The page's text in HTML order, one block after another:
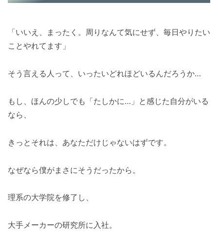
「暮らし」を深く見つめた先で
い
そのまま地元の進学校、国立大学、大学院
入社して間もなく、僕の心には、静かな違
でした
やがて僕は、職場が恐くなっていきました
僕の日々は急に静かになりました
フリーランスの道もさがし、ライティング
「いいえ、まったく。周りなんて気にせず、毎日やりたい
ことやれてます」
そう言える人って、いったいどれほどいるんだろうか…
もし、ほんの少しでも「たしかに…」と感じた自分がいる
なら、
きっとそれは、あなただけじゃないはずです。
なぜなら僕がまさにそうだったから。
理系の大学院を修了し、
大手メーカーの研究所に入社。